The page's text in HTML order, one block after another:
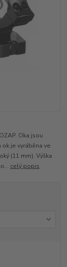
Oka jsou
ok je vyráběna ve
(11 mm). Výška
celý popis